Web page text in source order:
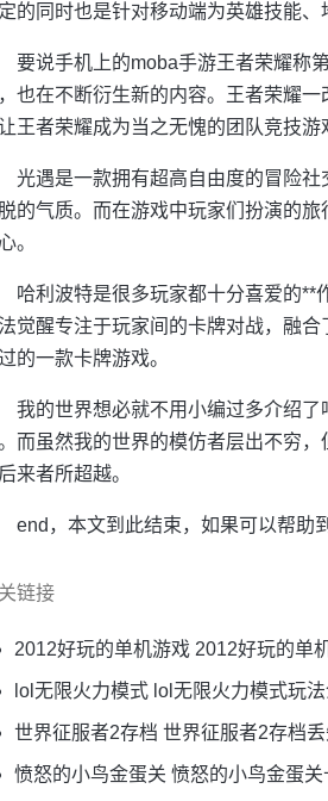
的同时也是针对移动端为英雄技能、
要说手机上的moba手游王者荣耀称
也在不断衍生新的内容。王者荣耀
王者荣耀成为当之无愧的团队竞技游
光遇是一款拥有超高自由度的冒险
的气质。而在游戏中玩家们扮演的
。
哈利波特是很多玩家都十分喜爱的**
觉醒专注于玩家间的卡牌对战，融
的一款卡牌游戏。
我的世界想必就不用小编过多介绍
而虽然我的世界的模仿者层出不穷
来者所超越。
end，本文到此结束，如果可以帮助
链接
2012好玩的单机游戏 2012好玩的单
lol无限火力模式 lol无限火力模式玩
世界征服者2存档 世界征服者2存档
愤怒的小鸟金蛋关 愤怒的小鸟金蛋关